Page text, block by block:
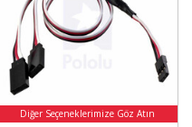
Diğer Seçeneklerimize Göz Atın